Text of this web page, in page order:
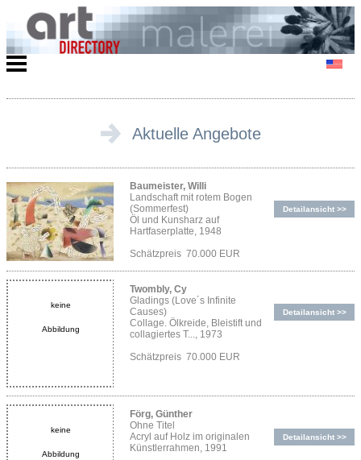
Aktuelle Angebote
Baumeister, Willi
Landschaft mit rotem Bogen
(Sommerfest)
Öl und Kunsharz auf
Hartfaserplatte, 1948
Schätzpreis 70.000 EUR
Detailansicht >>
keine
Abbildung
Twombly, Cy
Gladings (Love´s Infinite
Causes)
Collage. Ölkreide, Bleistift und
collagiertes T..., 1973
Schätzpreis 70.000 EUR
Detailansicht >>
keine
Abbildung
Förg, Günther
Ohne Titel
Acryl auf Holz im originalen
Künstlerrahmen, 1991
Detailansicht >>